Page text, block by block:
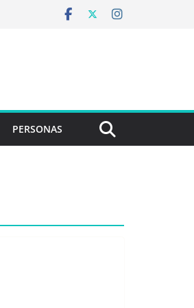
PERSONAS